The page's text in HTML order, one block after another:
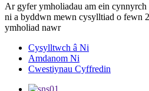
Ar gyfer ymholiadau am ein cynnyrch
ni a byddwn mewn cysylltiad o fewn
ymholiad nawr
Cysylltwch â Ni
Amdanom Ni
Cwestiynau Cyffredin